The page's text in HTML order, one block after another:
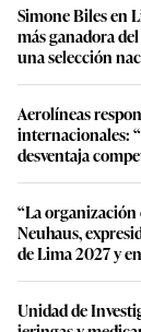
Simone Biles en
más ganadora
una selección
Aerolíneas
internacionales:
desventaja
“La
Neuhaus,
de Lima 2027 y
Unidad de